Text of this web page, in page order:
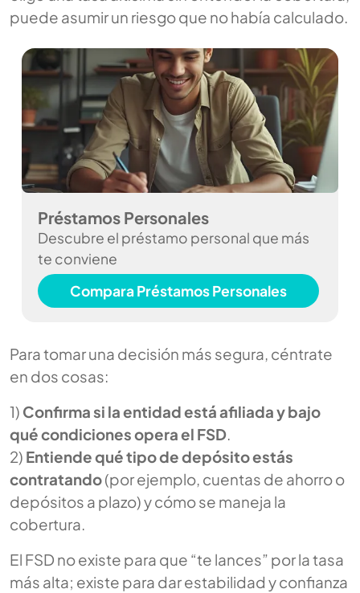
puede asumir un riesgo que no había calculado.
Préstamos Personales
Descubre el préstamo personal que más
te conviene
Compara Préstamos Personales
Para tomar una decisión más segura, céntrate
en dos cosas:
1) Confirma si la entidad está afiliada y bajo
qué condiciones opera el FSD
2) Entiende qué tipo de depósito estás
contratando(por ejemplo, cuentas de ahorro o
depósitos a plazo) y cómo se maneja la
cobertura.
El FSD no existe para que “te lances” por la tasa
más alta; existe para dar estabilidad y confianza